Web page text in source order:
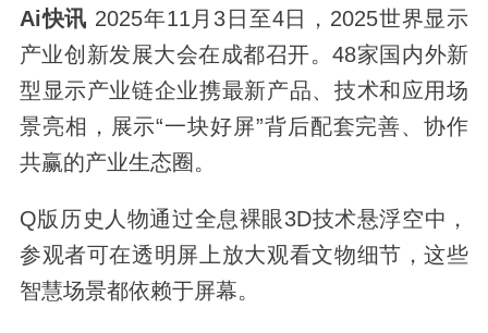
Ai快讯 2025年11月3日至4日，2025世界显示
产业创新发展大会在成都召开。48家国内外新
型显示产业链企业携最新产品、技术和应用场
景亮相，展示“一块好屏”背后配套完善、协作
共赢的产业生态圈。
Q版历史人物通过全息裸眼3D技术悬浮空中，
参观者可在透明屏上放大观看文物细节，这些
智慧场景都依赖于屏幕。